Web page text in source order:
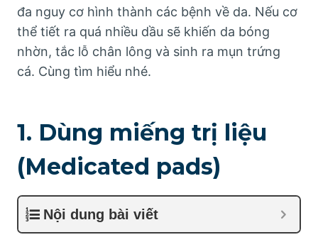
đa nguy cơ hình thành các bệnh về da. Nếu cơ
thể tiết ra quá nhiều dầu sẽ khiến da bóng
nhờn, tắc lỗ chân lông và sinh ra mụn trứng
cá. Cùng tìm hiểu nhé.
1. Dùng miếng trị liệu
(Medicated pads)
Nội dung bài viết